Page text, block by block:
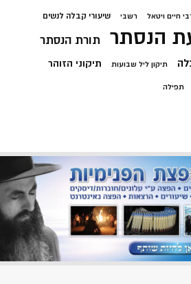
חיים ויטאל רשבי שיעורי קבלה לנשים
הנסתר תורת הנסתר
תיקון ליל שבועות תיקוני הזוהר
תפילה